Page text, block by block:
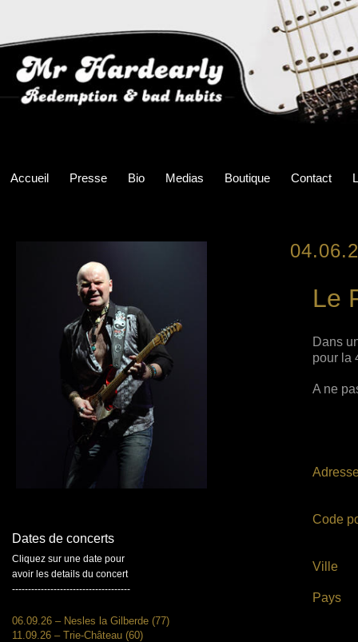
Accueil Presse Bio Medias Boutique Contact
Le
Dans
pour la
A ne
Code
Ville
Pays
Dates de concerts
Cliquez sur une date pour
avoir les details du concert
-------------------------------------
06.09.26 – Nesles la Gilberde (77)
11.09.26 – Trie-Château (60)